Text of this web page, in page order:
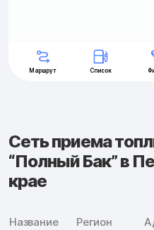
Сеть приема
“Полный Бак” в
крае
Название
Регион